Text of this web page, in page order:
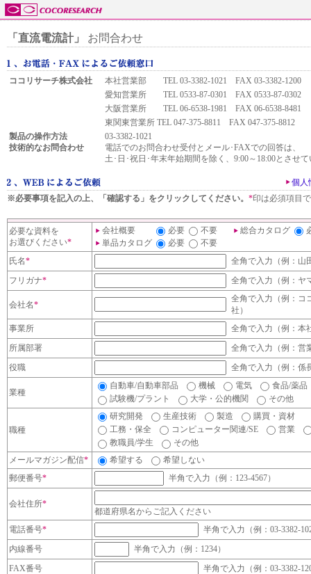
「直流電流計」 お問合わせ
ココリサーチ株式会社
本社営業部 TEL 03-3382-1021 FAX 03-3382-1200
愛知営業所 TEL 0533-87-0301 FAX 0533-87-0302
大阪営業所 TEL 06-6538-1981 FAX 06-6538-8481
東関東営業所 TEL 047-375-8811 FAX 047-375-8812
製品の操作方法
技術的なお問合わせ
03-3382-1021
電話でのお問合わせ受付とメール･FAXでの回答は、
土･日･祝日･年末年始期間を除く、9:00～18:00とさせ
個人
※必要事項を記入の上、「確認する」をクリックしてください。 *印は必須項目
必要な資料を
お選びください*
会社概要 必要 不要 総合カタログ
単品カタログ
必要
不要
氏名*
全角で入力（例：
フリガナ* 全角で入力（例：
会社名*
全角で入力（例：コ
社）
事業所
全角で入力（例：本
所属部署
全角で入力（例：営
役職
全角で入力（例：係
業種
自動車/自動車部品 機械 電気
食品/薬品
試験機/プラント
大学・公的機関 その他
職種
研究開発 生産技術 製造
購買・資材
工務・保全
コンピューター関連/SE
営業
教職員/学生
その他
メールマガジン配信* 希望する
希望しない
郵便番号* 半角で入力（例：123-4567）
会社住所*
都道府県名からご記入ください
電話番号*
半角で入力（例：03-3382-
内線番号
半角で入力（例：1234）
FAX番号
半角で入力（例：03-3382-